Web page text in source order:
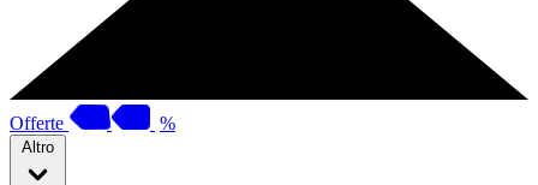
Offerte %
Altro